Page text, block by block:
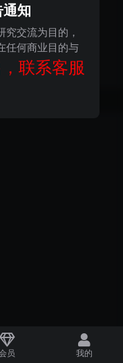
员 我的
知
交流为目的，
任何商业目的与
联系客服